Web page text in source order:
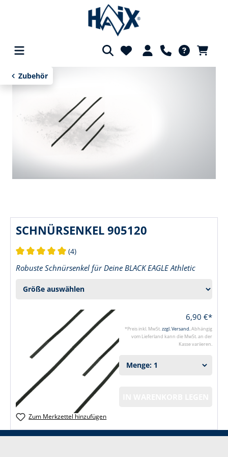
springen
Zubehör
SCHNÜRSENKEL 905120
(4)
Robuste Schnürsenkel für Deine BLACK EAGLE Athletic
6,90 €*
*Preis inkl. MwSt. zzgl. Versand. Abhängig
vom Lieferland kann die MwSt. an der
Kasse variieren.
Zum Merkzettel hinzufügen